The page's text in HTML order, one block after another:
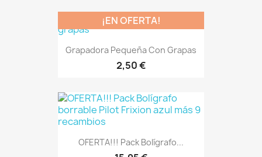
Grapadora Pequeña Con Grapas
2,50 €
¡EN OFERTA!
OFERTA!!! Pack Bolígrafo...